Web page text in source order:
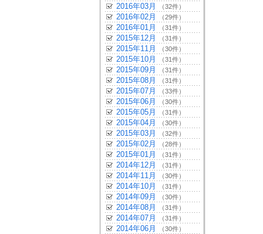
2016年03月 （32件）
2016年02月 （29件）
2016年01月 （31件）
2015年12月 （31件）
2015年11月 （30件）
2015年10月 （31件）
2015年09月 （31件）
2015年08月 （31件）
2015年07月 （33件）
2015年06月 （30件）
2015年05月 （31件）
2015年04月 （30件）
2015年03月 （32件）
2015年02月 （28件）
2015年01月 （31件）
2014年12月 （31件）
2014年11月 （30件）
2014年10月 （31件）
2014年09月 （30件）
2014年08月 （31件）
2014年07月 （31件）
2014年06月 （30件）